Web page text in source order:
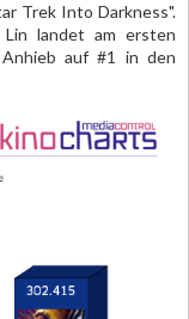
Trek Into Darkness".
Lin landet am ersten
auf #1 in den